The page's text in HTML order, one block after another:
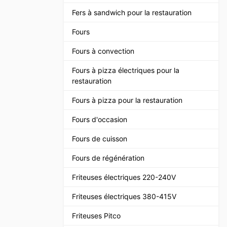
Fers à sandwich pour la restauration
Fours
Fours à convection
Fours à pizza électriques pour la
restauration
Fours à pizza pour la restauration
Fours d'occasion
Fours de cuisson
Fours de régénération
Friteuses électriques 220-240V
Friteuses électriques 380-415V
Friteuses Pitco